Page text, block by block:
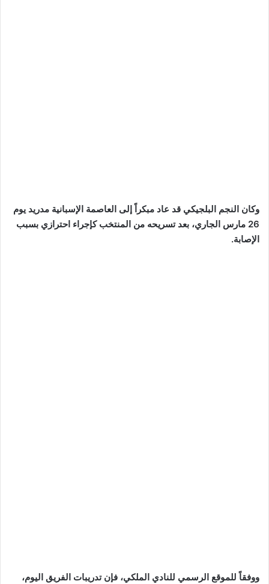
وكان النجم البلجيكي قد عاد مبكراً إلى العاصمة الإسبانية مدريد يوم
26 مارس الجاري، بعد تسريحه من المنتخب كإجراء احترازي بسبب
الإصابة.
ووفقاً للموقع الرسمي للنادي الملكي، فإن تدريبات الفريق اليوم،